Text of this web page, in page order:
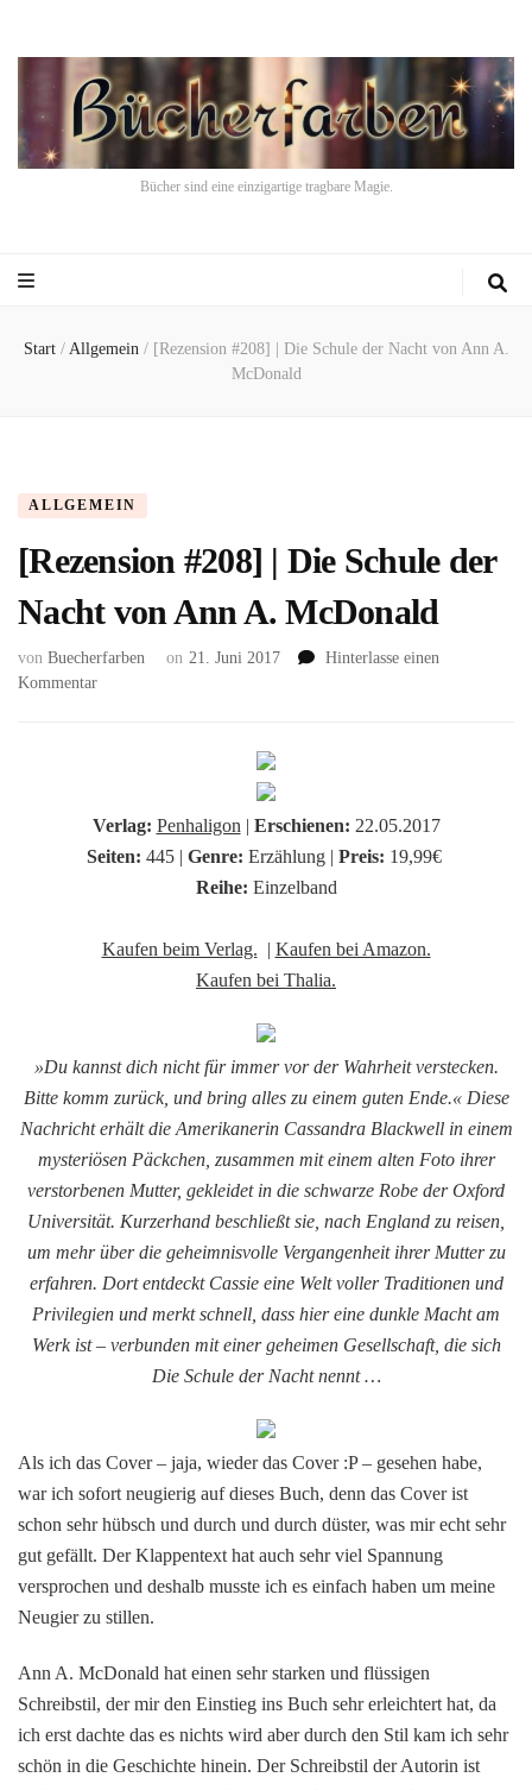
Bücher sind eine einzigartige tragbare Magie.
Start / Allgemein / [Rezension #208] | Die Schule der Nacht von Ann A.
McDonald
ALLGEMEIN
[Rezension #208] | Die Schule der
Nacht von Ann A. McDonald
von Buecherfarben on 21. Juni 2017
Hinterlasse einen
Kommentarzu
der
Nacht
McDonald
Verlag: Penhaligon | Erschienen: 22.05.2017
Seiten: 445 | Genre: Erzählung | Preis: 19,99€
Reihe: Einzelband
Kaufen beim Verlag. | Kaufen bei Amazon.
Kaufen bei Thalia.
»Du kannst dich nicht für immer vor der Wahrheit verstecken.
Bitte komm zurück, und bring alles zu einem guten Ende.« Diese
Nachricht erhält die Amerikanerin Cassandra Blackwell in einem
mysteriösen Päckchen, zusammen mit einem alten Foto ihrer
verstorbenen Mutter, gekleidet in die schwarze Robe der Oxford
Universität. Kurzerhand beschließt sie, nach England zu reisen,
um mehr über die geheimnisvolle Vergangenheit ihrer Mutter zu
erfahren. Dort entdeckt Cassie eine Welt voller Traditionen und
Privilegien und merkt schnell, dass hier eine dunkle Macht am
Werk ist – verbunden mit einer geheimen Gesellschaft, die sich
Die Schule der Nacht nennt …
Als ich das Cover – jaja, wieder das Cover :P – gesehen habe,
war ich sofort neugierig auf dieses Buch, denn das Cover ist
schon sehr hübsch und durch und durch düster, was mir echt sehr
gut gefällt. Der Klappentext hat auch sehr viel Spannung
versprochen und deshalb musste ich es einfach haben um meine
Neugier zu stillen.
Ann A. McDonald hat einen sehr starken und flüssigen
Schreibstil, der mir den Einstieg ins Buch sehr erleichtert hat, da
ich erst dachte das es nichts wird aber durch den Stil kam ich sehr
schön in die Geschichte hinein. Der Schreibstil der Autorin ist